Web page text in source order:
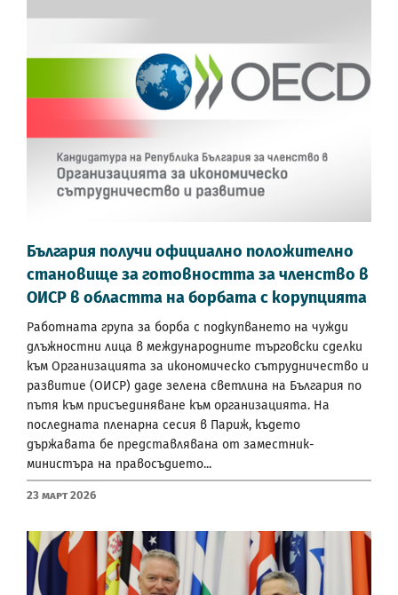
България получи официално положително
становище за готовността за членство в
ОИСР в областта на борбата с корупцията
Работната група за борба с подкупването на чужди
длъжностни лица в международните търговски сделки
към Организацията за икономическо сътрудничество и
развитие (ОИСР) даде зелена светлина на България по
пътя към присъединяване към организацията. На
последната пленарна сесия в Париж, където
държавата бе представлявана от заместник-
министъра на правосъдието...
23 Март 2026